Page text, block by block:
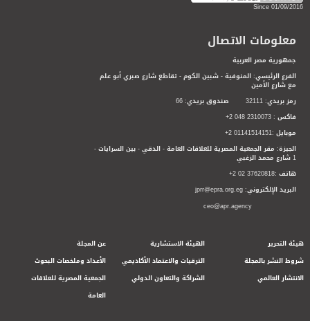
Since 01/09/2016
معلومات الاتصال
جمهورية مصر العربية
الفرع الرئيسي: المنوفية - شبين الكوم - تقاطع شارع صبري أبو علم
مع شارع الأمين
رمز بريدي: 32111 صندوق بريدي: 66
فاكس : 2310073 048 2+
موبايل :01141514151 2+
الجيزة: مقر الجمعية المصرية للعلاقات العامة - الدقي - بين السرايات -
1 شارع محمد الزغبي
هاتف :37620818 02 2+
البريد الإلكتروني: jprr@epra.org.eg
هيئة التحرير الهيئة الاستشارية
عن المجلة
شروط النشر بالمجلة
الترقيات والاعتماد الأكاديمي
الأعداد وملخصات البحوث
الانتشار العالمي
الشراكة والتعاون الدولي
الجمعية المصرية للعلاقات
العامة